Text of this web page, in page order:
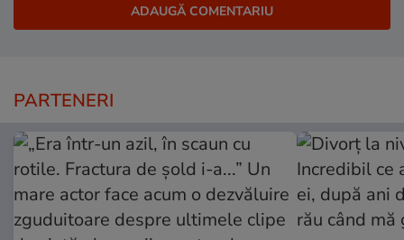
PARTENERI